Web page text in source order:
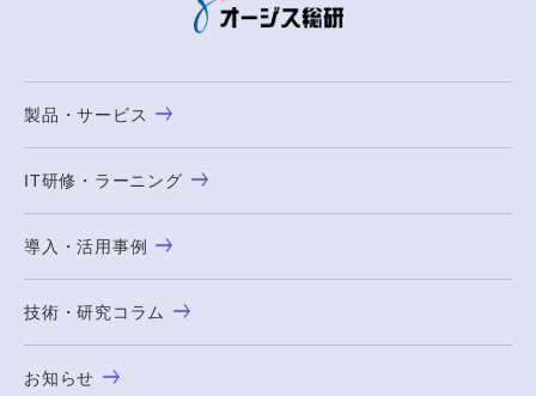
製品・サービス
IT研修・ラーニング
導入・活用事例
技術・研究コラム
お知らせ